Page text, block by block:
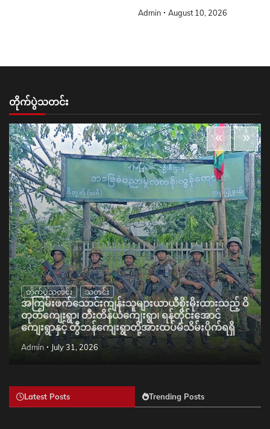
Admin August 10, 2026
တိုက်ပွဲသတင်း
တိုက်ပွဲသတင်း သတင်း
အကြမ်းဖက်သောင်းကျန်းသူများယာယီစိုးမိုးထားသည့် ဝိ
တုတ်ကျေးရွာ၊ တီးတိန်ယံကျေးရွာ၊ ရန်တိုင်းအောင်
ကျေးရွာနှင့် တွီဘန်ကျေးရွာတို့အားထပ်မံသိမ်းပိုက်ရရှိ
Admin July 31, 2026
Latest Posts Trending Posts